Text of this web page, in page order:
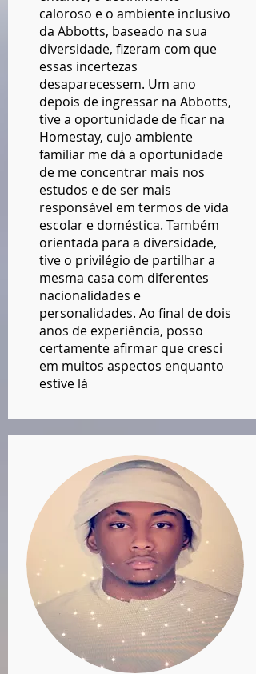
caloroso e o ambiente inclusivo
da Abbotts, baseado na sua
diversidade, fizeram com que
essas incertezas
desaparecessem. Um ano
depois de ingressar na Abbotts,
tive a oportunidade de ficar na
Homestay, cujo ambiente
familiar me dá a oportunidade
de me concentrar mais nos
estudos e de ser mais
responsável em termos de vida
escolar e doméstica. Também
orientada para a diversidade,
tive o privilégio de partilhar a
mesma casa com diferentes
nacionalidades e
personalidades. Ao final de dois
anos de experiência, posso
certamente afirmar que cresci
em muitos aspectos enquanto
estive lá